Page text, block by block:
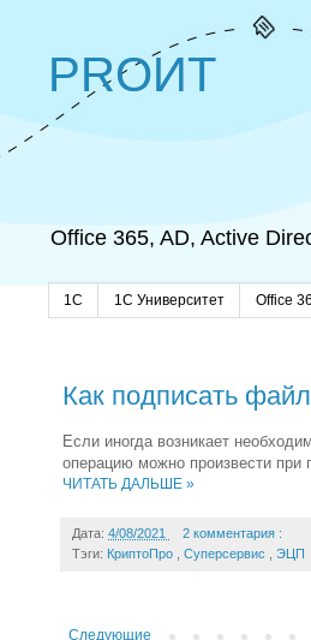
PROИТ
Office 365, AD, Active
1C 1С Университет Office
Как подписать
Если иногда возникает
операцию можно произвести при
ЧИТАТЬ ДАЛЬШЕ »
Дата: 4/08/2021
2 комментария :
Тэги: КриптоПро Суперсервис ЭЦП
Следующие